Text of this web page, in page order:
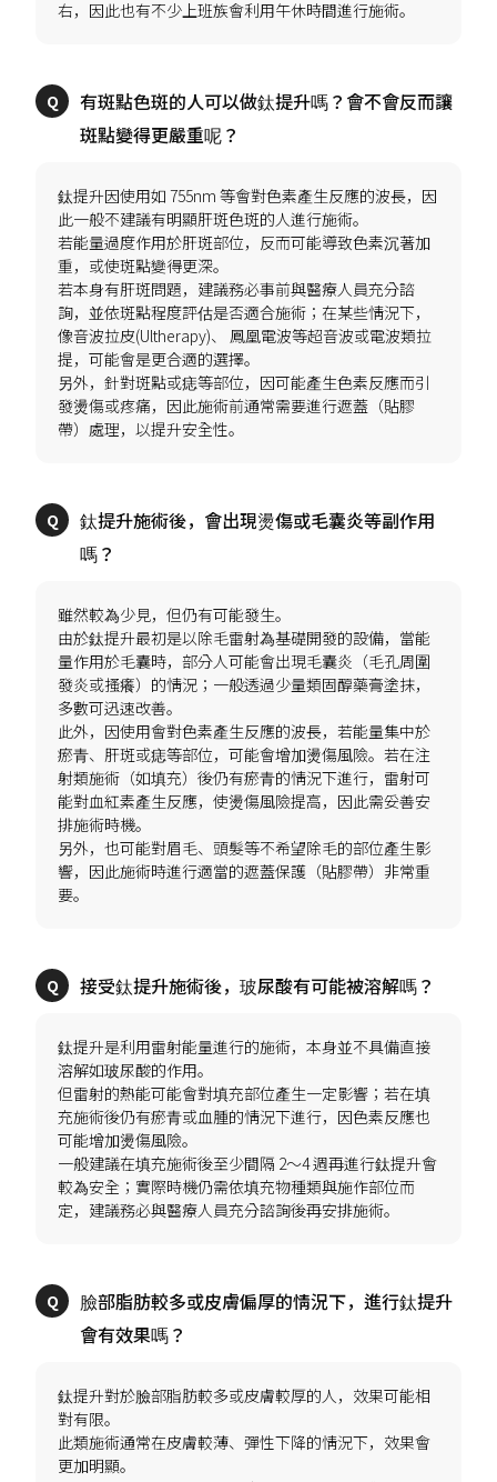
有斑點色斑的人可以做鈦提升嗎？會不會反而讓
鈦提升因使用如 755nm 等會對色素產生反應的波長，因
此一般不建議有明顯肝斑色斑的人進行施術。
若能量過度作用於肝斑部位，反而可能導致色素沉著加
重，或使斑點變得更深。
若本身有肝斑問題，建議務必事前與醫療人員充分諮
詢，並依斑點程度評估是否適合施術；在某些情況下，
像音波拉皮(Ultherapy)、 鳳凰電波等超音波或電波類拉
提，可能會是更合適的選擇。
另外，針對斑點或痣等部位，因可能產生色素反應而引
發燙傷或疼痛，因此施術前通常需要進行遮蓋（貼膠
鈦提升施術後，會出現燙傷或毛囊炎等副作用
雖然較為少見，但仍有可能發生。
由於鈦提升最初是以除毛雷射為基礎開發的設備，當能
量作用於毛囊時，部分人可能會出現毛囊炎（毛孔周圍
發炎或搔癢）的情況；一般透過少量類固醇藥膏塗抹，
多數可迅速改善。
此外，因使用會對色素產生反應的波長，若能量集中於
瘀青、肝斑或痣等部位，可能會增加燙傷風險。若在注
射類施術（如填充）後仍有瘀青的情況下進行，雷射可
能對血紅素產生反應，使燙傷風險提高，因此需妥善安
排施術時機。
另外，也可能對眉毛、頭髮等不希望除毛的部位產生影
響，因此施術時進行適當的遮蓋保護（貼膠帶）非常重
鈦提升是利用雷射能量進行的施術，本身並不具備直接
溶解如玻尿酸的作用。
但雷射的熱能可能會對填充部位產生一定影響；若在填
充施術後仍有瘀青或血腫的情況下進行，因色素反應也
可能增加燙傷風險。
一般建議在填充施術後至少間隔 2～4 週再進行鈦提升會
較為安全；實際時機仍需依填充物種類與施作部位而
臉部脂肪較多或皮膚偏厚的情況下，進行鈦提升
鈦提升對於臉部脂肪較多或皮膚較厚的人，效果可能相
對有限。
此類施術通常在皮膚較薄、彈性下降的情況下，效果會
更加明顯。